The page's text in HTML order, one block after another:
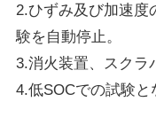
2.ひずみ及び加速度
験を自動停止。
3.消火装置、スクラ
4.低SOCでの試験と